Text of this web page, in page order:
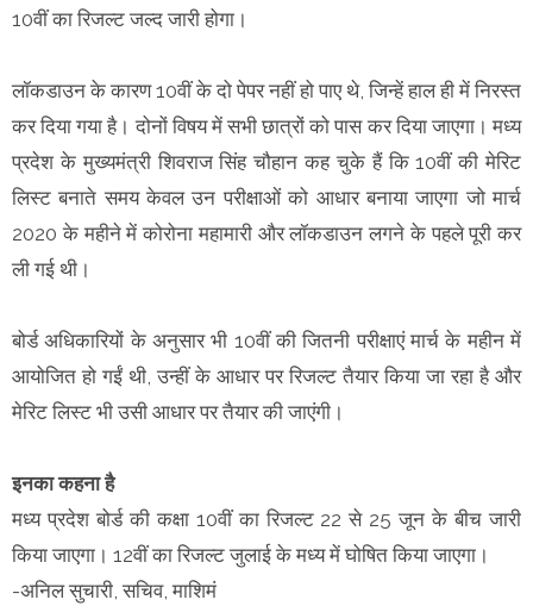
10वीं का रिजल्ट जल्द जारी होगा।
लॉकडाउन के कारण 10वीं के दो पेपर नहीं हो पाए थे, जिन्हें हाल ही में निरस्त
कर दिया गया है। दोनों विषय में सभी छात्रों को पास कर दिया जाएगा। मध्य
प्रदेश के मुख्यमंत्री शिवराज सिंह चौहान कह चुके हैं कि 10वीं की मेरिट
लिस्ट बनाते समय केवल उन परीक्षाओं को आधार बनाया जाएगा जो मार्च
2020 के महीने में कोरोना महामारी और लॉकडाउन लगने के पहले पूरी कर
ली गई थी।
बोर्ड अधिकारियों के अनुसार भी 10वीं की जितनी परीक्षाएं मार्च के महीन में
आयोजित हो गईं थी, उन्हीं के आधार पर रिजल्ट तैयार किया जा रहा है और
मेरिट लिस्ट भी उसी आधार पर तैयार की जाएंगी।
इनका कहना है
मध्‍य प्रदेश बोर्ड की कक्षा 10वीं का रिजल्ट 22 से 25 जून के बीच जारी
किया जाएगा। 12वीं का रिजल्ट जुलाई के मध्य में घोषित किया जाएगा।
-अनिल सुचारी, सचिव, माशिमं